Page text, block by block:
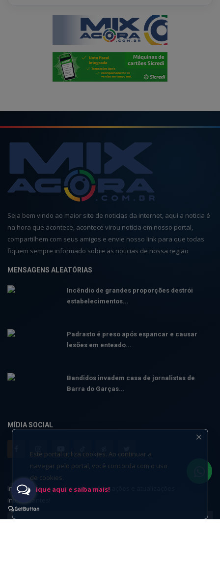
Seja bem vindo ao maior site de noticias da internet, aqui a noticia é
na hora que acontece, acontece virou noticia em nosso portal,
compartilhem com seus amigos e envie nosso link para que todas
fiquem sempre informado sobre as noticias de nossa região
MENSAGENS ALEATÓRIAS
Incêndio de grandes proporções destrói
estabelecimentos...
Padrasto é preso após espancar e causar
lesões em enteado...
Bandidos invadem casa de jornalistas de
Barra do Garças...
MÍDIA SOCIAL
Inscreva-se aqui para obter informações e atualizações
interessantes!
Este portal utiliza cookies. Ao continuar a
navegar pelo portal, você concorda com o uso
de cookies.
Clique aqui e saiba mais!